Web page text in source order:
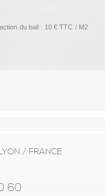
du bail : 10 € TTC / M2
/ FRANCE
60